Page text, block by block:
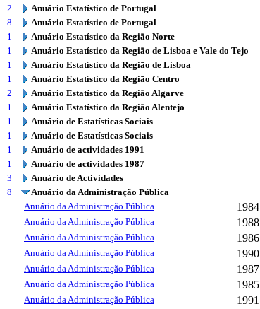
2
Anuário Estatístico de Portugal
8
Anuário Estatístico de Portugal
1
Anuário Estatístico da Região Norte
1
Anuário Estatístico da Região de Lisboa e Vale do Tejo
1
Anuário Estatístico da Região de Lisboa
1
Anuário Estatístico da Região Centro
2
Anuário Estatístico da Região Algarve
1
Anuário Estatístico da Região Alentejo
1
Anuário de Estatísticas Sociais
1
Anuário de Estatísticas Sociais
1
Anuário de actividades 1991
1
Anuário de actividades 1987
3
Anuário de Actividades
8
Anuário da Administração Pública
Anuário da Administração Pública
1984
Anuário da Administração Pública 1988
Anuário da Administração Pública 1986
Anuário da Administração Pública 1990
Anuário da Administração Pública 1987
Anuário da Administração Pública 1985
Anuário da Administração Pública 1991